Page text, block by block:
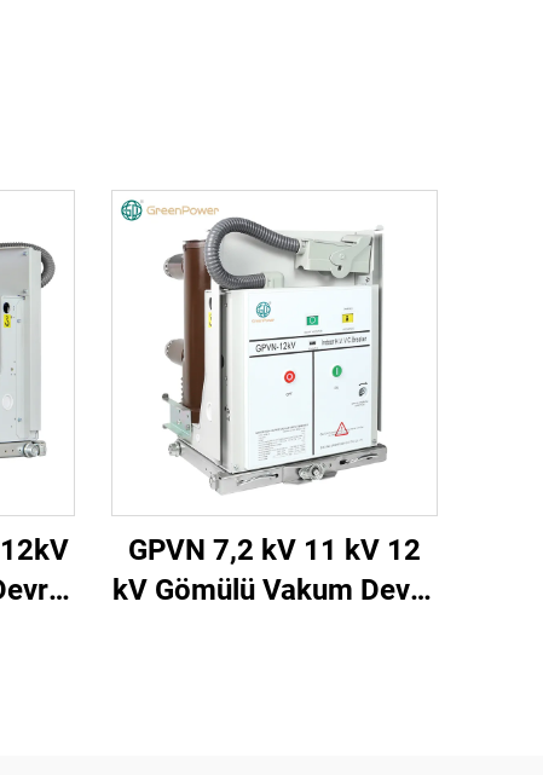
GPVN 7,2 kV 11 kV 12
kV Gömülü Vakum Devre